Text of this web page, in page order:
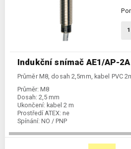
Indukční snímač AE1/AP-2A
Průměr M8, dosah 2,5mm, kabel PVC
Průměr: M8
Dosah: 2,5 mm
Ukončení: kabel 2 m
Prostředí ATEX: ne
Spínání: NO / PNP